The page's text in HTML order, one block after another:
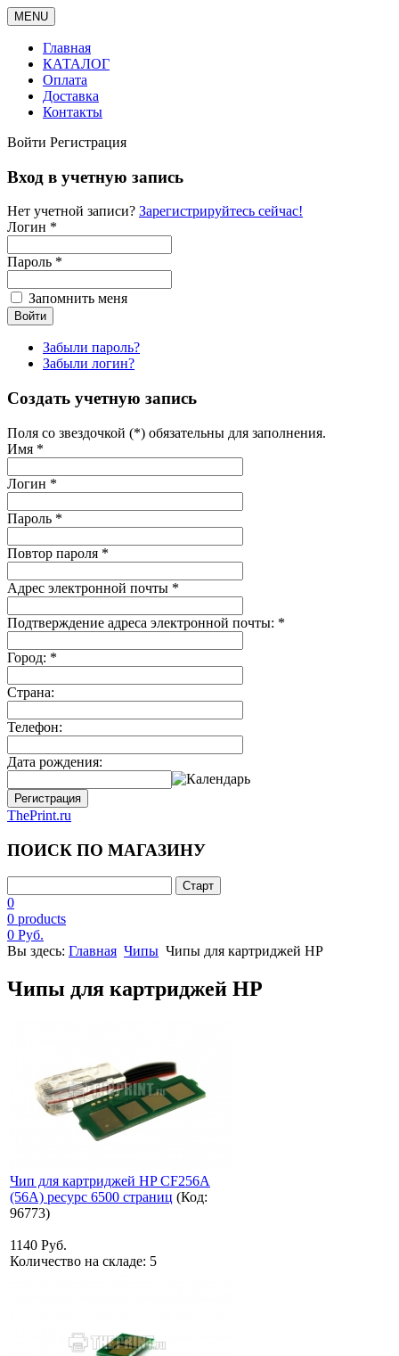
MENU
Главная
КАТАЛОГ
Оплата
Доставка
Контакты
Войти Регистрация
Вход в учетную запись
Нет учетной записи? Зарегистрируйтесь сейчас!
Логин *
Пароль *
Запомнить меня
Забыли пароль?
Забыли логин?
Создать учетную запись
Поля со звездочкой (*) обязательны для заполнения.
Имя *
Логин *
Пароль *
Повтор пароля *
Адрес электронной почты *
Подтверждение адреса электронной почты: *
Город: *
Страна:
Телефон:
Дата рождения:
Регистрация
ThePrint.ru
ПОИСК ПО МАГАЗИНУ
0
0 products
0 Руб.
Вы здесь: Главная Чипы Чипы для картриджей HP
Чипы для картриджей HP
Чип для картриджей HP CF256A
(56A) ресурс 6500 страниц (Код:
96773)
1140 Руб.
Количество на складе: 5